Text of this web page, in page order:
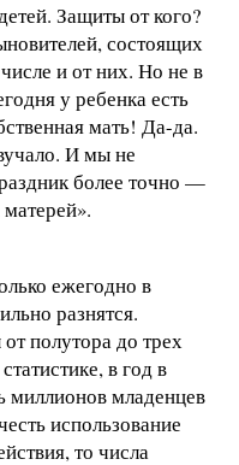
Защиты от кого?
состоящих
и от них. Но не в
у ребенка есть
мать! Да-да.
И мы не
более точно —
ежегодно в
разнятся.
полутора до трех
в год в
миллионов младенцев
использование
то числа